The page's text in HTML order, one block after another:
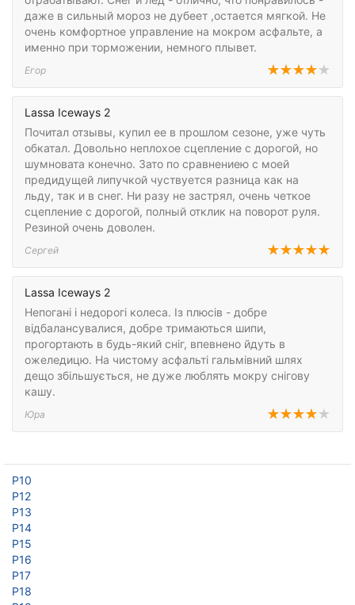
даже в сильный мороз не дубеет ,остается мягкой. Не
очень комфортное управление на мокром асфальте, а
именно при торможении, немного плывет.
Егор
Lassa Iceways 2
Почитал отзывы, купил ее в прошлом сезоне, уже чуть
обкатал. Довольно неплохое сцепление с дорогой, но
шумновата конечно. Зато по сравнениею с моей
предидущей липучкой чуствуется разница как на
льду, так и в снег. Ни разу не застрял, очень четкое
сцепление с дорогой, полный отклик на поворот руля.
Резиной очень доволен.
Сергей
Lassa Iceways 2
Непогані і недорогі колеса. Із плюсів - добре
відбалансувалися, добре тримаються шипи,
прогортають в будь-який сніг, впевнено йдуть в
ожеледицю. На чистому асфальті гальмівний шлях
дещо збільшується, не дуже люблять мокру снігову
кашу.
Юра
Р10
Р12
Р13
Р14
Р15
Р16
Р17
Р18